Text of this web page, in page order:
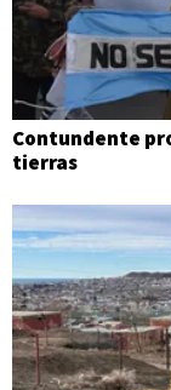
Contundente
tierras